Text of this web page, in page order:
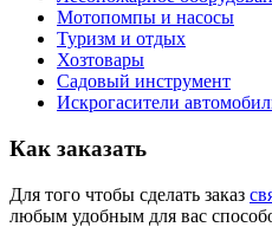
Мотопомпы и насосы
Туризм и отдых
Хозтовары
Садовый инструмент
Искрогасители
Как заказать
Для того чтобы сделать заказ
любым удобным для вас